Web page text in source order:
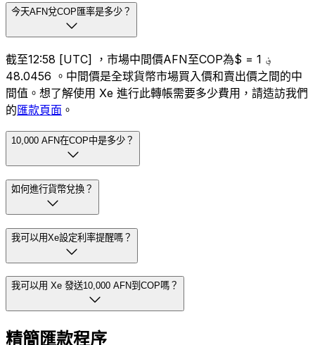
今天AFN兌COP匯率是多少？
截至12:58 [UTC] ，市場中間價AFN至COP為؋ 1 = $
48.0456 。中間價是全球貨幣市場買入價和賣出價之間的中
間值。想了解使用 Xe 進行此轉帳需要多少費用，請造訪我們
的匯款頁面 。
10,000 AFN在COP中是多少？
如何進行貨幣兌換？
我可以用Xe設定利率提醒嗎？
我可以用 Xe 發送10,000 AFN到COP嗎？
精簡匯款程序